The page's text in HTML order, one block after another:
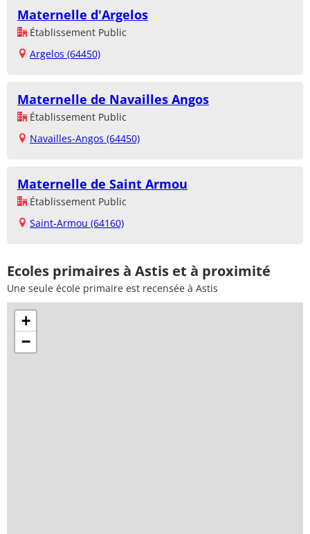
Maternelle d'Argelos
Établissement Public
Argelos (64450)
Maternelle de Navailles Angos
Établissement Public
Navailles-Angos (64450)
Maternelle de Saint Armou
Établissement Public
Saint-Armou (64160)
Ecoles primaires à Astis et à proximité
Une seule école primaire est recensée à Astis
+
−